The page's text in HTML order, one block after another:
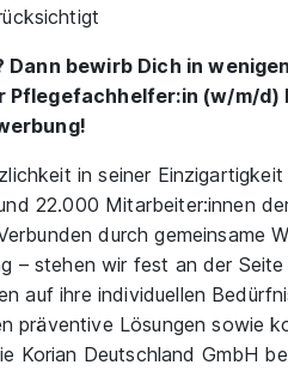
Dann bewirb Dich in
Pflegefachhelfer:in (w/m/d)
in seiner
22.000 Mitarbeiter:innen
durch gemeinsame
– stehen wir fest an der Seite
auf ihre individuellen
präventive Lösungen sowie
Korian Deutschland GmbH